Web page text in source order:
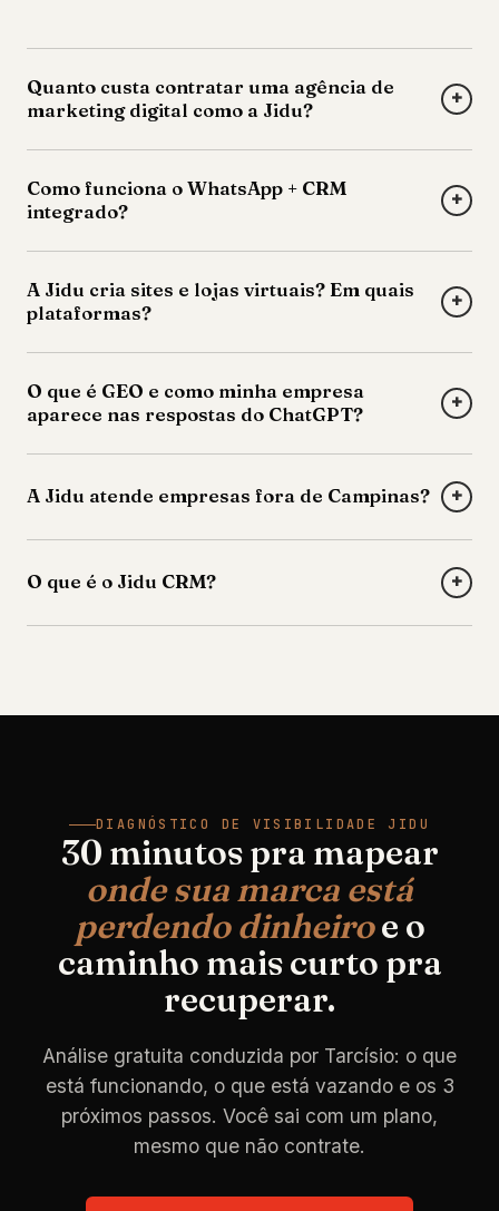
Quanto custa contratar uma agência de
marketing digital como a Jidu?
+
Como funciona o WhatsApp + CRM
integrado?
+
A Jidu cria sites e lojas virtuais? Em quais
plataformas?
+
O que é GEO e como minha empresa
aparece nas respostas do ChatGPT?
+
A Jidu atende empresas fora de Campinas? +
O que é o Jidu CRM? +
DIAGNÓSTICO DE VISIBILIDADE JIDU
30 minutos pra mapear
onde sua marca está
perdendo dinheiroe o
caminho mais curto pra
recuperar.
Análise gratuita conduzida por Tarcísio: o que
está funcionando, o que está vazando e os 3
próximos passos. Você sai com um plano,
mesmo que não contrate.